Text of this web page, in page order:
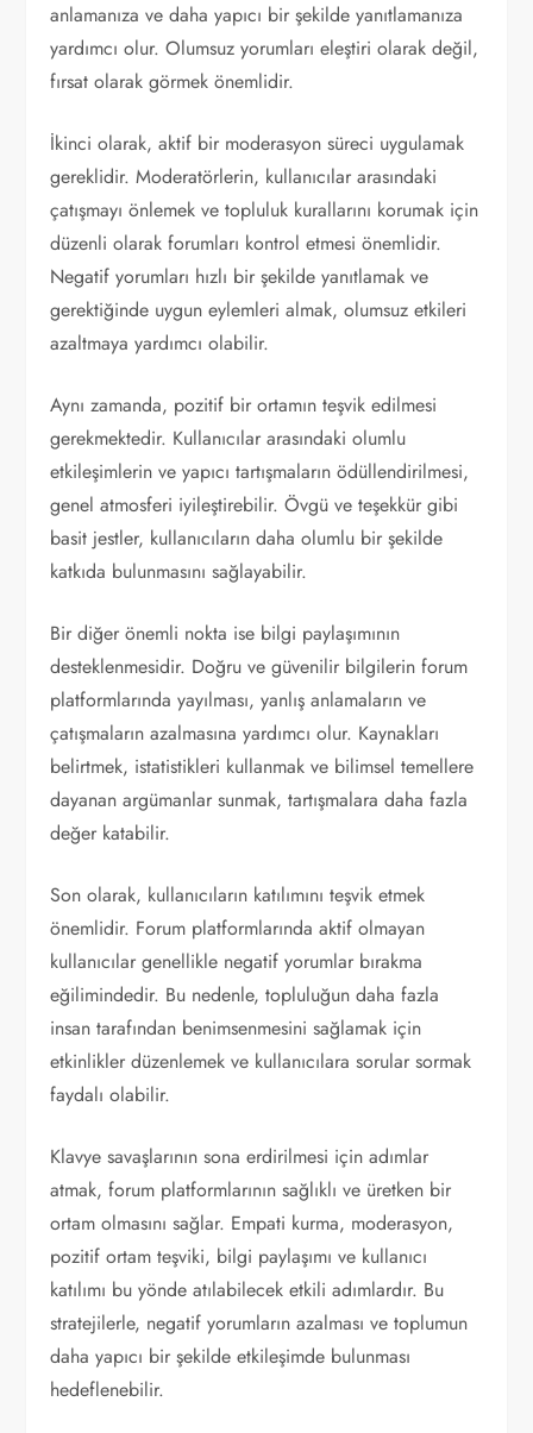
anlamanıza ve daha yapıcı bir şekilde yanıtlamanıza
yardımcı olur. Olumsuz yorumları eleştiri olarak değil,
fırsat olarak görmek önemlidir.
İkinci olarak, aktif bir moderasyon süreci uygulamak
gereklidir. Moderatörlerin, kullanıcılar arasındaki
çatışmayı önlemek ve topluluk kurallarını korumak için
düzenli olarak forumları kontrol etmesi önemlidir.
Negatif yorumları hızlı bir şekilde yanıtlamak ve
gerektiğinde uygun eylemleri almak, olumsuz etkileri
azaltmaya yardımcı olabilir.
Aynı zamanda, pozitif bir ortamın teşvik edilmesi
gerekmektedir. Kullanıcılar arasındaki olumlu
etkileşimlerin ve yapıcı tartışmaların ödüllendirilmesi,
genel atmosferi iyileştirebilir. Övgü ve teşekkür gibi
basit jestler, kullanıcıların daha olumlu bir şekilde
katkıda bulunmasını sağlayabilir.
Bir diğer önemli nokta ise bilgi paylaşımının
desteklenmesidir. Doğru ve güvenilir bilgilerin forum
platformlarında yayılması, yanlış anlamaların ve
çatışmaların azalmasına yardımcı olur. Kaynakları
belirtmek, istatistikleri kullanmak ve bilimsel temellere
dayanan argümanlar sunmak, tartışmalara daha fazla
değer katabilir.
Son olarak, kullanıcıların katılımını teşvik etmek
önemlidir. Forum platformlarında aktif olmayan
kullanıcılar genellikle negatif yorumlar bırakma
eğilimindedir. Bu nedenle, topluluğun daha fazla
insan tarafından benimsenmesini sağlamak için
etkinlikler düzenlemek ve kullanıcılara sorular sormak
faydalı olabilir.
Klavye savaşlarının sona erdirilmesi için adımlar
atmak, forum platformlarının sağlıklı ve üretken bir
ortam olmasını sağlar. Empati kurma, moderasyon,
pozitif ortam teşviki, bilgi paylaşımı ve kullanıcı
katılımı bu yönde atılabilecek etkili adımlardır. Bu
stratejilerle, negatif yorumların azalması ve toplumun
daha yapıcı bir şekilde etkileşimde bulunması
hedeflenebilir.